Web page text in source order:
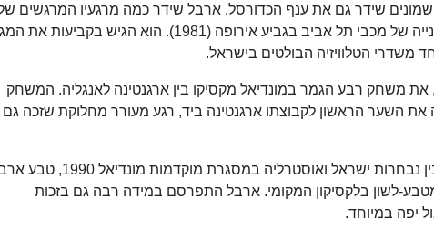
שידר גם את ענף הכדורסל. ארבל שידר כמה מרגעיו המרגשים
הספורט בישראל באותה תקופה, בהם זכייתה השנייה של מכבי תל אביב בגביע אירופה (1981). הוא הגיש בקביעות
משדרי הטלוויזיה הבולטים בישראל.
את משחק רבע הגמר במונדיאל מקסיקו בין ארגנטינה לאנגליה. המשחק
את השער הראשון לקבוצתו ארגנטינה ביד, רגע מעורר מחלוקת שזכה גם
ב-19 במרץ 1989, במהלך שידור משחק כדורגל בין נבחרות ישראל ואוסטרליה במסגרת מוקדמות
לשון בלקסיקון המקומי. ארבל התפרסם במידה רבה גם בזכות
יפה במיוחד.